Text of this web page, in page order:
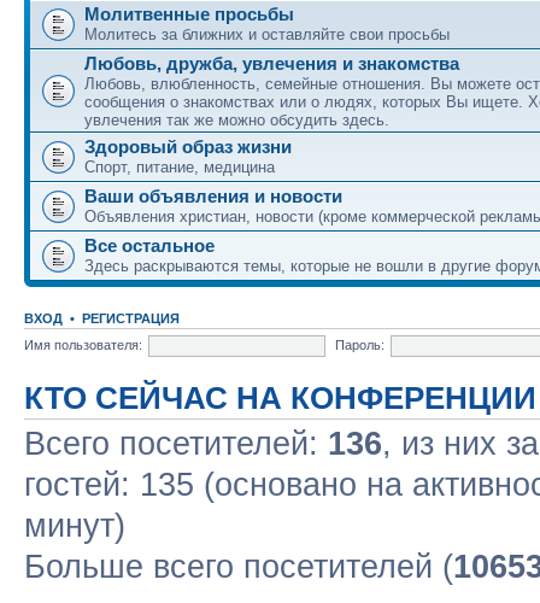
Молитвенные просьбы
Молитесь за ближних и оставляйте свои просьбы
Любовь, дружба, увлечения и знакомства
Любовь, влюбленность, семейные отношения. Вы можете
сообщения о знакомствах или о людях, которых Вы ищете.
увлечения так же можно обсудить здесь.
Здоровый образ жизни
Спорт, питание, медицина
Ваши объявления и новости
Объявления христиан, новости (кроме коммерческой
Все остальное
Здесь раскрываются темы, которые не вошли в другие
ВХОД • РЕГИСТРАЦИЯ
Имя пользователя:
Пароль:
КТО СЕЙЧАС НА КОНФЕРЕНЦИИ
Всего посетителей: 136, из них
гостей: 135 (основано на
минут)
Больше всего посетителей (